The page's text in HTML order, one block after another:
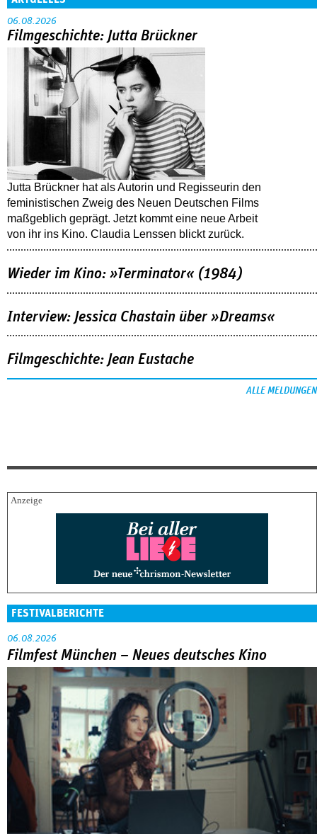
06.08.2026
Filmgeschichte: Jutta Brückner
Jutta Brückner hat als Autorin und Regisseurin den
feministischen Zweig des Neuen Deutschen Films
maßgeblich geprägt. Jetzt kommt eine neue Arbeit
von ihr ins Kino. Claudia Lenssen blickt zurück.
Wieder im Kino: »Terminator« (1984)
Interview: Jessica Chastain über »Dreams«
Filmgeschichte: Jean Eustache
ALLE MELDUNGEN
FESTIVALBERICHTE
06.08.2026
Filmfest München – Neues deutsches Kino